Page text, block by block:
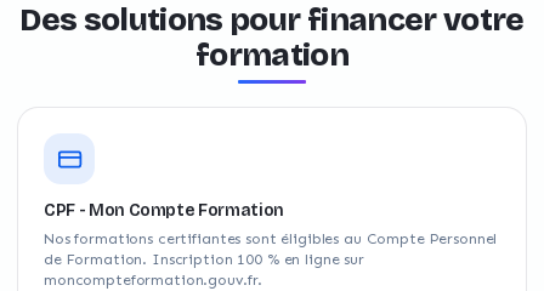
Des solutions pour financer votre
formation
CPF - Mon Compte Formation
Nos formations certifiantes sont éligibles au Compte Personnel
de Formation. Inscription 100 % en ligne sur
moncompteformation.gouv.fr.